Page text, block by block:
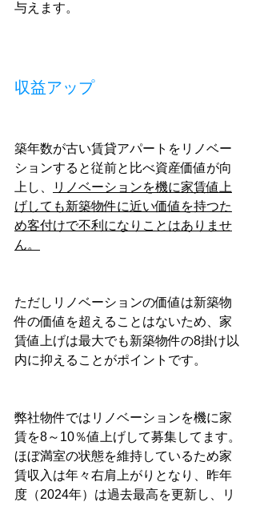
与えます。
収益アップ
築年数が古い賃貸アパートをリノベー
ションすると従前と比べ資産価値が向
上し、
リノベーションを機に家賃値上
げしても新築物件に近い価値を持つた
め客付けで不利になりことはありませ
ん。
ただしリノベーションの価値は新築物
件の価値を超えることはないため、家
賃値上げは最大でも新築物件の8掛け以
内に抑えることがポイントです。
弊社物件ではリノベーションを機に家
賃を8～10％値上げして募集してます。
ほぼ満室の状態を維持しているため家
賃収入は年々右肩上がりとなり、昨年
度（2024年）は過去最高を更新し、リ